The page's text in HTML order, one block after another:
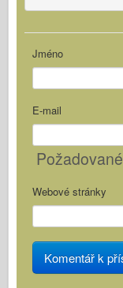
Jméno
E-mail
Požadované
Webové stránky